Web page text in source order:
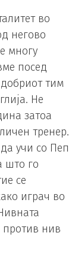
во
негово
многу
посед
тим
Не
затоа
тренер.
учи со Пеп
што го
се
играч во
против нив